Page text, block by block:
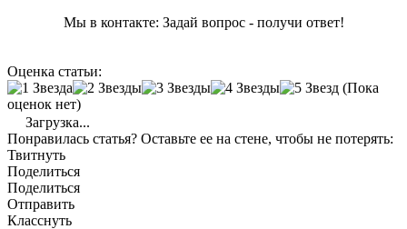
Мы в контакте: Задай вопрос - получи ответ!
Оценка статьи:
(Пока
оценок нет)
Загрузка...
Понравилась статья? Оставьте ее на стене, чтобы не потерять:
Твитнуть
Поделиться
Поделиться
Отправить
Класснуть